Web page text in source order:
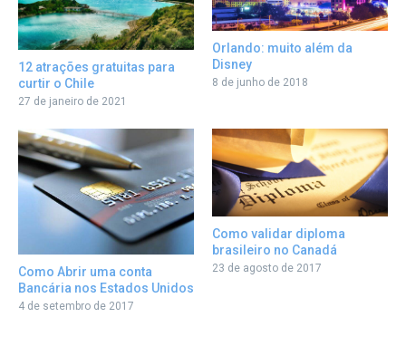
12 atrações gratuitas para
curtir o Chile
27 de janeiro de 2021
Orlando: muito além da
Disney
8 de junho de 2018
Como Abrir uma conta
Bancária nos Estados Unidos
4 de setembro de 2017
Como validar diploma
brasileiro no Canadá
23 de agosto de 2017